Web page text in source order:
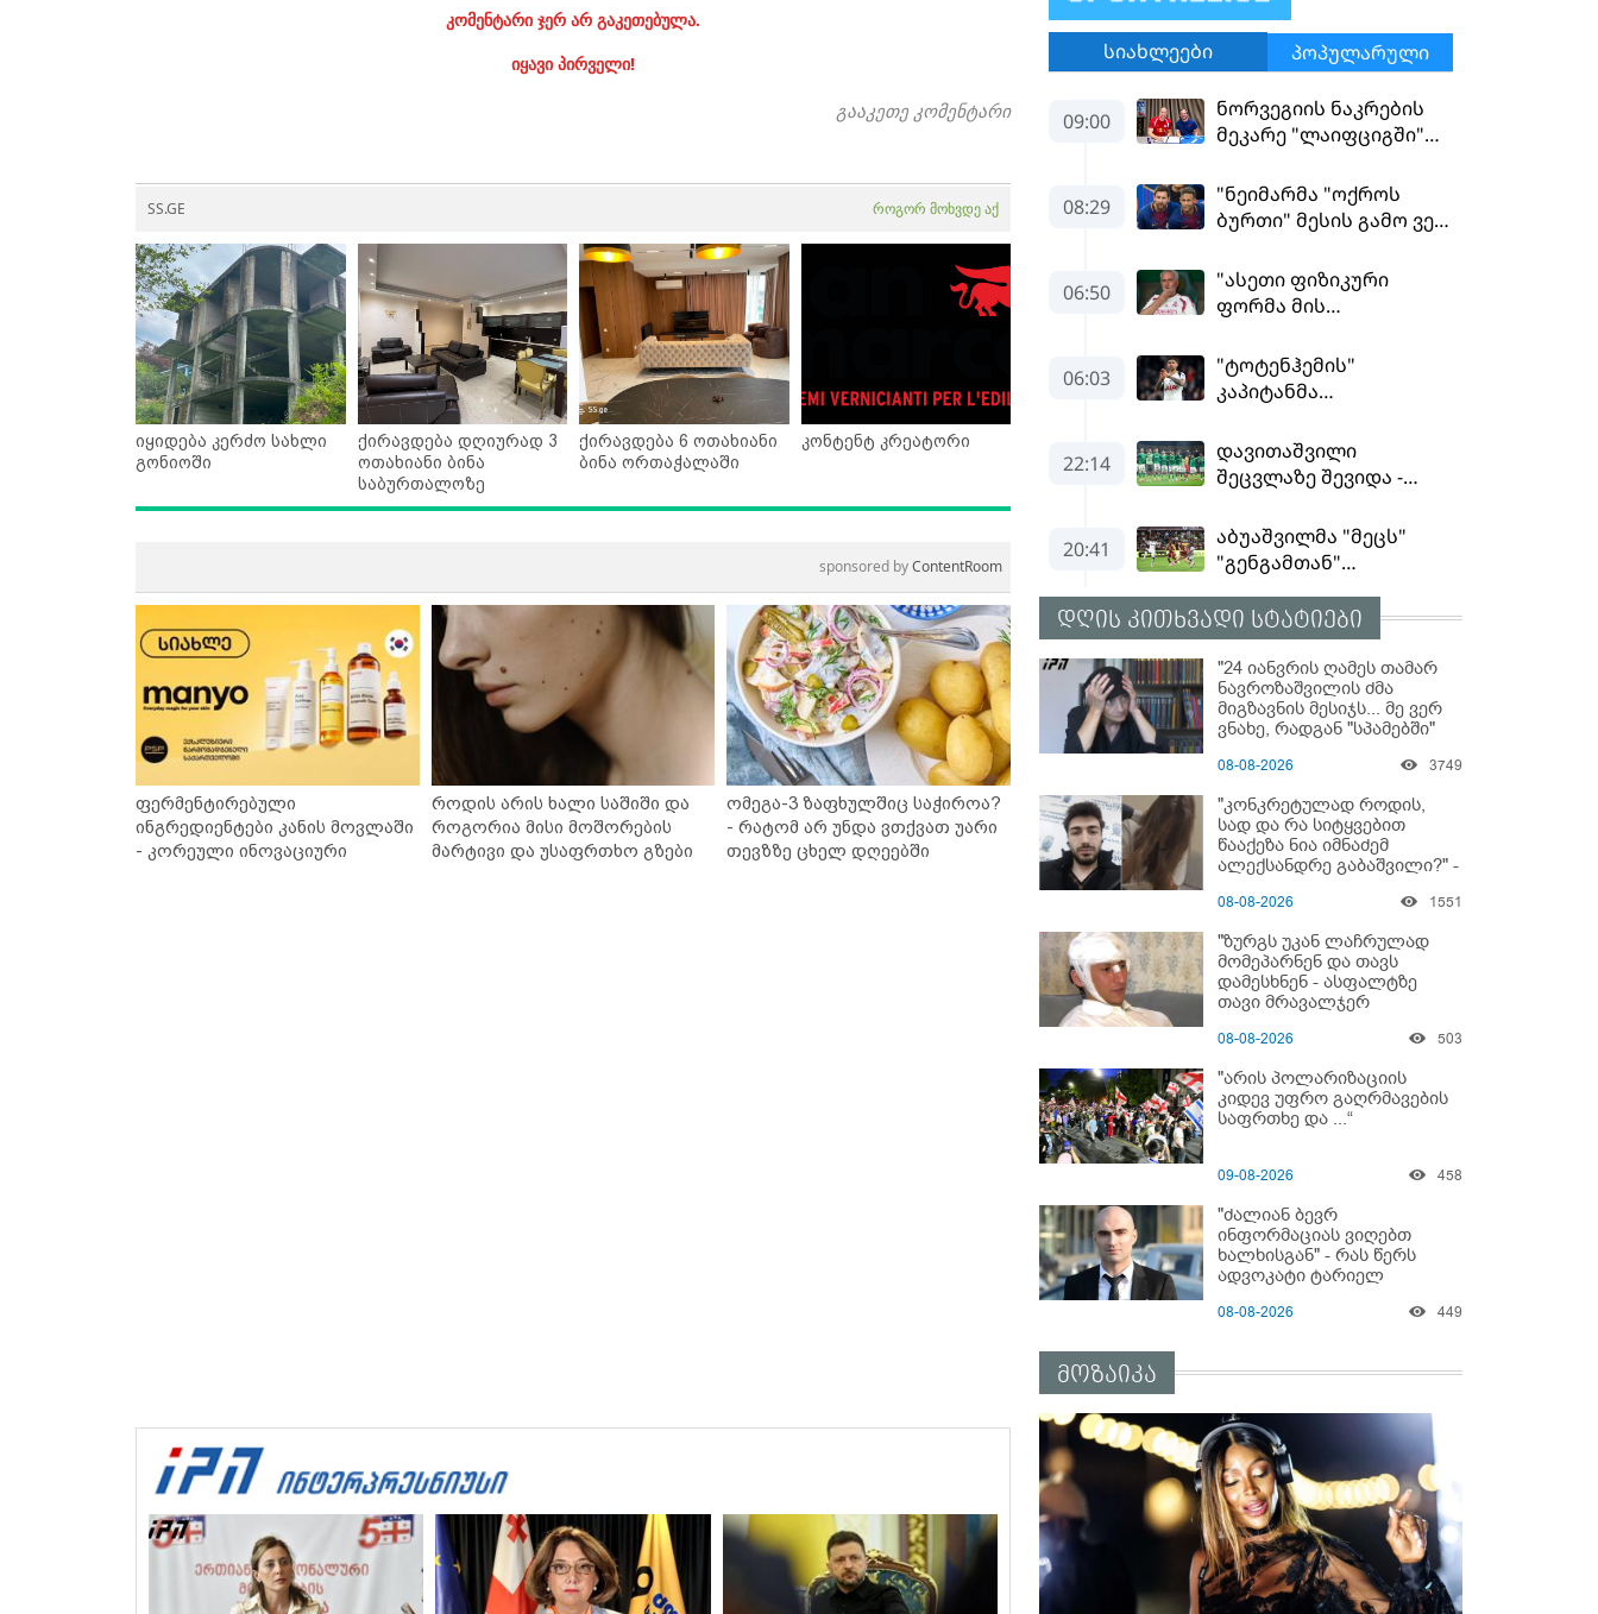
კომენტარი ჯერ არ გაკეთებულა.
იყავი პირველი!
გააკეთე კომენტარი
SS.GE როგორ მოხვდე აქ
იყიდება კერძო სახლი
გონიოში
ქირავდება დღიურად 3
ოთახიანი ბინა
საბურთალოზე
ქირავდება 6 ოთახიანი
ბინა ორთაჭალაში
კონტენტ კრეატორი
sponsored byContentRoom
ფერმენტირებული
ინგრედიენტები კანის მოვლაში
- კორეული ინოვაციური
როდის არის ხალი საშიში და
როგორია მისი მოშორების
მარტივი და უსაფრთხო გზები
ომეგა-3 ზაფხულშიც საჭიროა?
- რატომ არ უნდა ვთქვათ უარი
თევზზე ცხელ დღეებში
დღის კითხვადი სტატიები
"24 იანვრის ღამეს თამარ
ნავროზაშვილის ძმა
მიგზავნის მესიჯს... მე ვერ
ვნახე, რადგან "სპამებში"
იმნაძის ბიძამ ეკა
ავალიანის დედა "სქრინს"
აქვეყნებს
08-08-2026 3749
"კონკრეტულად როდის,
სად და რა სიტყვებით
წააქეზა ნია იმნაძემ
ალექსანდრე გაბაშვილი?" -
ნია იმნაძის ბებია?
08-08-2026 1551
"ზურგს უკან ლაჩრულად
მომეპარნენ და თავს
დამესხნენ - ასფალტზე
თავი მრავალჯერ
ჰყვება კურიერი, რომელსაც
სასტიკად გაუსწორდნენ?
08-08-2026 503
"არის პოლარიზაციის
კიდევ უფრო გაღრმავების
საფრთხე და ...“
09-08-2026 458
"ძალიან ბევრ
ინფორმაციას ვიღებთ
ხალხისგან" - რას წერს
ადვოკატი ტარიელ
08-08-2026 449
მოზაიკა